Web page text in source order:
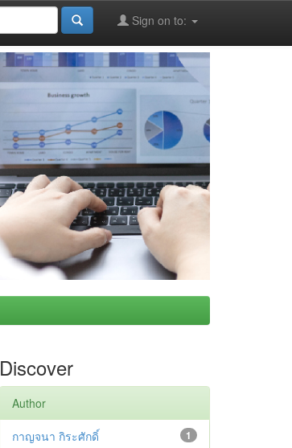
Sign on to:
Discover
Author
1
กาญจนา กิระศักดิ์